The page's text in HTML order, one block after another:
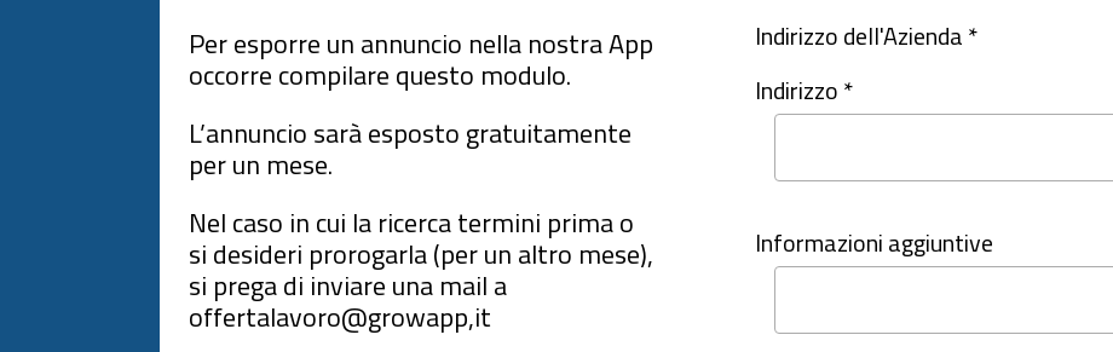
Per esporre un annuncio nella nostra App
occorre compilare questo modulo.
L’annuncio sarà esposto gratuitamente
per un mese.
Nel caso in cui la ricerca termini prima o
si desideri prorogarla (per un altro mese),
si prega di inviare una mail a
offertalavoro@growapp,it
Indirizzo dell'Azienda *
Indirizzo *
Informazioni aggiuntive